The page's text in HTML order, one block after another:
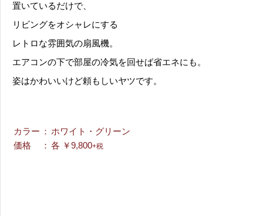
置いているだけで、
リビングをオシャレにする
レトロな雰囲気の扇風機。
エアコンの下で部屋の冷気を回せば省エネにも。
姿はかわいいけど頼もしいヤツです。
カラー ： ホワイト・グリーン
価格
： 各 ￥9,800+税